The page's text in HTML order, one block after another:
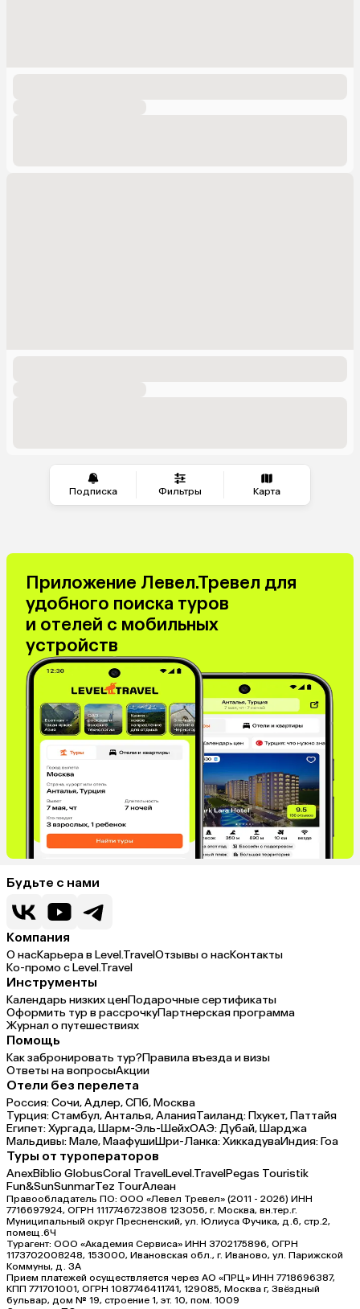
Подписка Фильтры Карта
Приложение Левел.Тревел для
удобного поиска туров
и отелей с мобильных
устройств
Будьте с нами
Компания
О насКарьера в Level.TravelОтзывы о насКонтакты
Ко-промо с Level.Travel
Инструменты
Календарь низких ценПодарочные сертификаты
Оформить тур в рассрочкуПартнерская программа
Журнал о путешествиях
Помощь
Как забронировать тур?Правила въезда и визы
Ответы на вопросыАкции
Отели без перелета
Россия:Сочи,Адлер,СПб,Москва
Турция:Стамбул,Анталья,АланияТаиланд:Пхукет,Паттайя
Египет:Хургада,Шарм-Эль-ШейхОАЭ:Дубай,Шарджа
Мальдивы:Мале,МаафушиШри-Ланка:ХиккадуваИндия:Гоа
Туры от туроператоров
AnexBiblio GlobusCoral TravelLevel.TravelPegas Touristik
Fun&SunSunmarTez TourАлеан
Правообладатель ПО: ООО «Левел Тревел» (2011 - 2026) ИНН
7716697924, ОГРН 1117746723808 123056, г. Москва, вн.тер.г.
Муниципальный округ Пресненский, ул. Юлиуса Фучика, д.6, стр.2,
помещ.6Ч
Турагент: ООО «Академия Сервиса» ИНН 3702175896, ОГРН
1173702008248, 153000, Ивановская обл., г. Иваново, ул. Парижской
Коммуны, д. ЗА
Прием платежей осуществляется через АО «ПРЦ» ИНН 7718696387,
КПП 771701001, ОГРН 1087746411741, 129085, Москва г, Звёздный
бульвар, дом № 19, строение 1, эт. 10, пом. 1009